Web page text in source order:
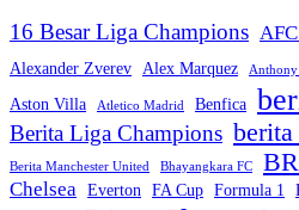
16 Besar Liga Champions
Alexander Zverev Alex Marquez Anthony
Aston Villa Atletico Madrid Benfica
Berita Liga Champions
Berita Manchester United Bhayangkara FC
Chelsea Everton FA Cup Formula 1